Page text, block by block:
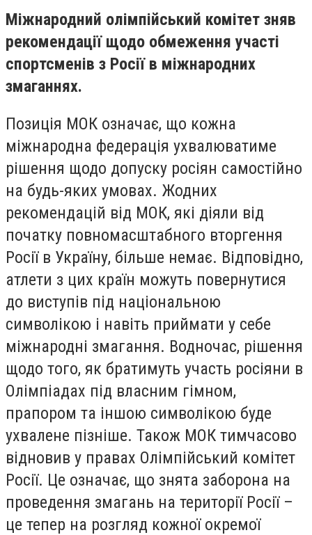
Міжнародний олімпійський комітет зняв
рекомендації щодо обмеження участі
спортсменів з Росії в міжнародних
змаганнях.
Позиція МОК означає, що кожна
міжнародна федерація ухвалюватиме
рішення щодо допуску росіян самостійно
на будь-яких умовах. Жодних
рекомендацій від МОК, які діяли від
початку повномасштабного вторгення
Росії в Україну, більше немає. Відповідно,
атлети з цих країн можуть повернутися
до виступів під національною
символікою і навіть приймати у себе
міжнародні змагання. Водночас, рішення
щодо того, як братимуть участь росіяни в
Олімпіадах під власним гімном,
прапором та іншою символікою буде
ухвалене пізніше. Також МОК тимчасово
відновив у правах Олімпійський комітет
Росії. Це означає, що знята заборона на
проведення змагань на території Росії –
це тепер на розгляд кожної окремої